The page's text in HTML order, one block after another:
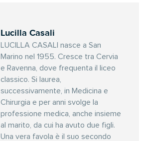
Lucilla Casali
LUCILLA CASALI nasce a San
Marino nel 1955. Cresce tra Cervia
e Ravenna, dove frequenta il liceo
classico. Si laurea,
successivamente, in Medicina e
Chirurgia e per anni svolge la
professione medica, anche insieme
al marito, da cui ha avuto due figli.
Una vera favola è il suo secondo